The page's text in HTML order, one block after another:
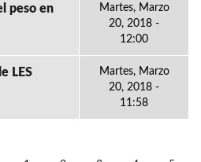
peso en
Martes, Marzo
20, 2018 -
12:00
LES
Martes, Marzo
20, 2018 -
11:58